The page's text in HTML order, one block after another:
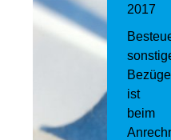
2017
Bezüge
ist
beim